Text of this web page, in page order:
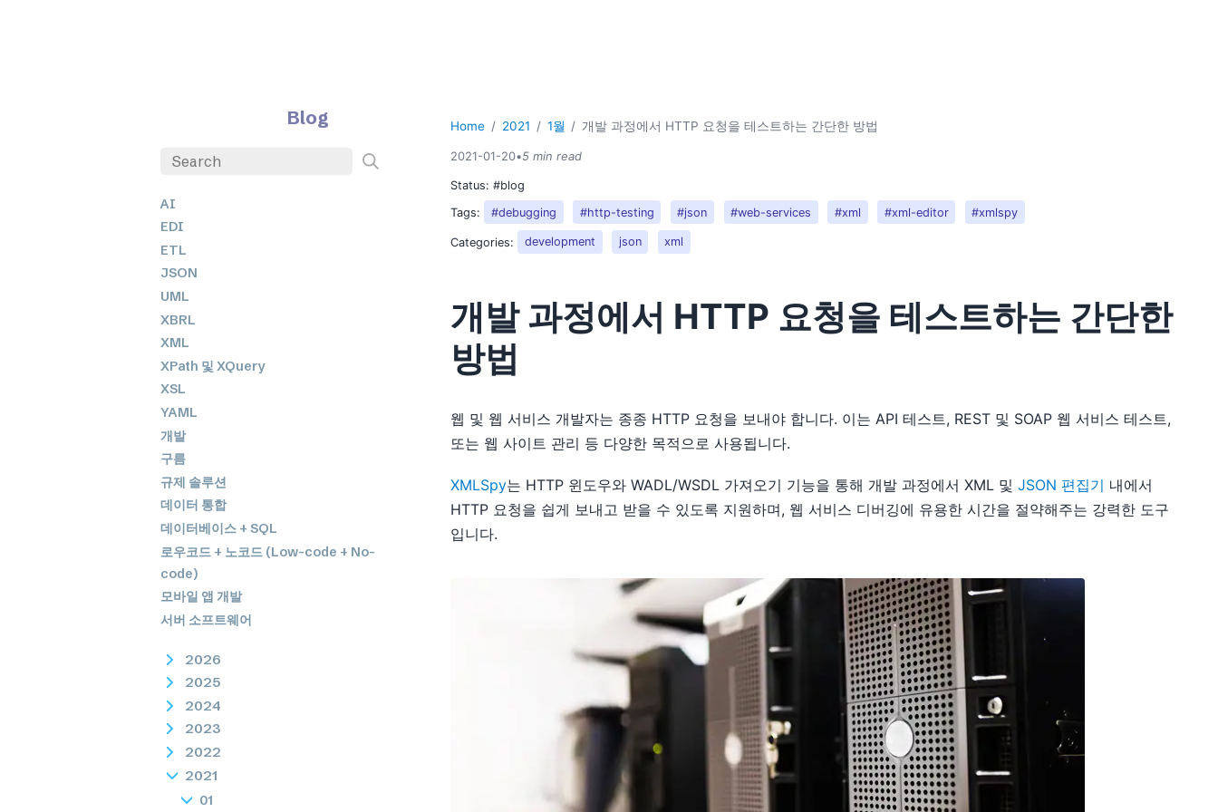
Blog
AI
EDI
ETL
JSON
UML
XBRL
XML
XPath 및 XQuery
XSL
YAML
개발
구름
규제 솔루션
데이터 통합
데이터베이스 + SQL
로우코드 + 노코드 (Low-code + No-
code)
모바일 앱 개발
서버 소프트웨어
2026
2025
2024
2023
2022
2021
01
Home 2021 1월 개발 과정에서 HTTP 요청을 테스트하는 간단한 방법
2021-01-20•5 min read
Status:#blog
Tags:
#debugging #http-testing #json #web-services #xml #xml-editor #xmlspy
Categories: development json xml
개발 과정에서 HTTP 요청을 테스트하는 간단한
방법
웹 및 웹 서비스 개발자는 종종 HTTP 요청을 보내야 합니다. 이는 API 테스트, REST 및 SOAP 웹 서비스 테스트,
또는 웹 사이트 관리 등 다양한 목적으로 사용됩니다.
XMLSpy는 HTTP 윈도우와 WADL/WSDL 가져오기 기능을 통해 개발 과정에서 XML 및JSON 편집기 내에서
HTTP 요청을 쉽게 보내고 받을 수 있도록 지원하며, 웹 서비스 디버깅에 유용한 시간을 절약해주는 강력한 도구
입니다.